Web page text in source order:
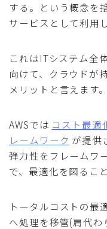
する。という概念を
サービスとして利用
これはITシステム全
向けて、クラウドが
メリットと言えます。
AWSでは コスト最適
レームワーク が提供
弾力性をフレームワ
で、最適化を図るこ
トータルコストの最
へ処理を移管(肩代わ